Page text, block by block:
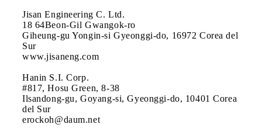
Jisan Engineering C. Ltd.
18 64Beon-Gil Gwangok-ro
Giheung-gu Yongin-si Gyeonggi-do, 16972 Corea del
Sur
www.jisaneng.com
Hanin S.I. Corp.
#817, Hosu Green, 8-38
Ilsandong-gu, Goyang-si, Gyeonggi-do, 10401 Corea
del Sur
erockoh@daum.net